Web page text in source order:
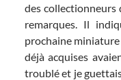
des collectionneurs
remarques. Il
prochaine
déjà acquises
troublé et je